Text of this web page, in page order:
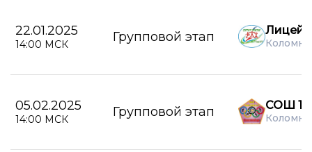
22.01.2025
14:00 МСК Групповой этап Лицей
Коломна
05.02.2025
14:00 МСК Групповой этап СОШ 15
Коломна